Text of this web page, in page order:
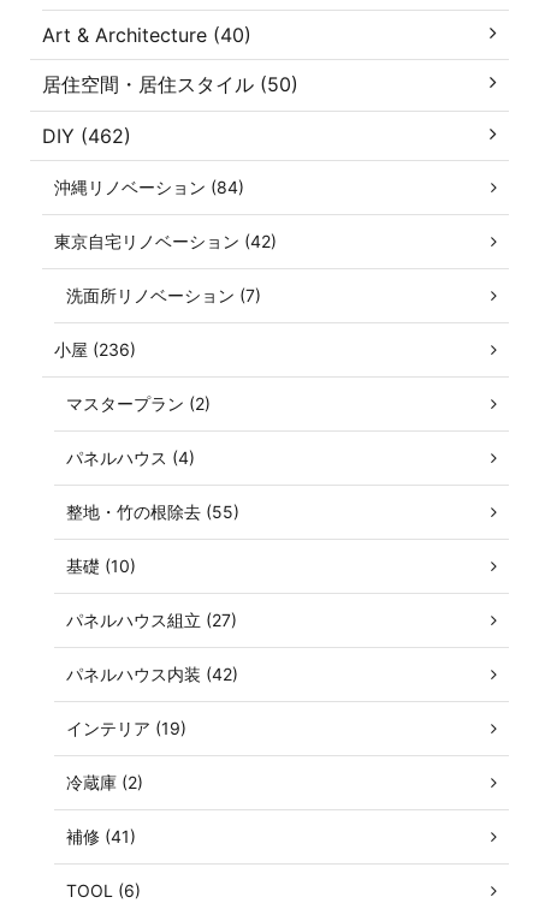
Art & Architecture (40)
居住空間・居住スタイル (50)
DIY (462)
沖縄リノベーション (84)
東京自宅リノベーション (42)
洗面所リノベーション (7)
小屋 (236)
マスタープラン (2)
パネルハウス (4)
整地・竹の根除去 (55)
基礎 (10)
パネルハウス組立 (27)
パネルハウス内装 (42)
インテリア (19)
冷蔵庫 (2)
補修 (41)
TOOL (6)